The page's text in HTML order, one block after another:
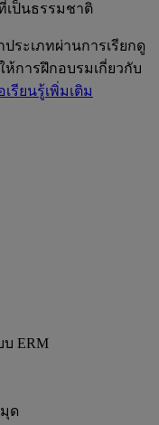
เป็นธรรมชาติ
ระเภทผ่านการเรียกดู
การฝึกอบรมเกี่ยวกับ
เรียนรู้เพิ่มเติม
ERM
ด